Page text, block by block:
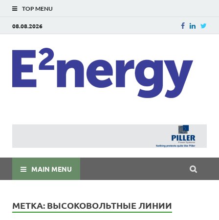
TOP MENU
08.08.2026
MAIN MENU
МЕТКА: ВЫСОКОВОЛЬТНЫЕ ЛИНИИ